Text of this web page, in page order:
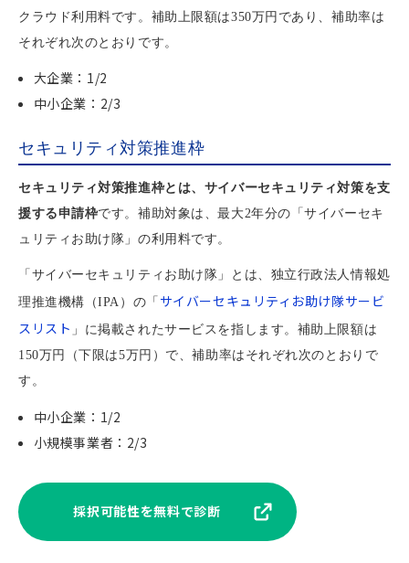
クラウド利用料です。補助上限額は350万円であり、補助率は
それぞれ次のとおりです。
大企業：1/2
中小企業：2/3
セキュリティ対策推進枠
セキュリティ対策推進枠とは、サイバーセキュリティ対策を支
援する申請枠です。補助対象は、最大2年分の「サイバーセキ
ュリティお助け隊」の利用料です。
「サイバーセキュリティお助け隊」とは、独立行政法人情報処
理推進機構（IPA）の「 サイバーセキュリティお助け隊サービ
スリスト 」に掲載されたサービスを指します。補助上限額は
150万円（下限は5万円）で、補助率はそれぞれ次のとおりで
す。
中小企業：1/2
小規模事業者：2/3
採択可能性を無料で診断